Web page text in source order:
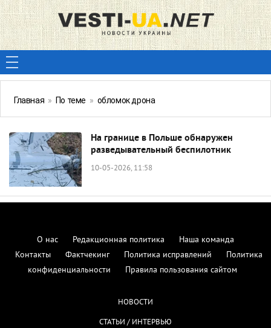
Главная » По теме » обломок дрона
На границе в Польше обнаружен
разведывательный беспилотник
10-05-2026, 11:58
О нас Редакционная политика
Наша команда
Контакты
Фактчекинг Политика исправлений
Политика
конфиденциальности
Правила пользования сайтом
НОВОСТИ
СТАТЬИ / ИНТЕРВЬЮ